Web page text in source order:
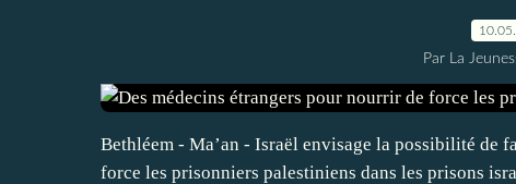
Par La
Bethléem - Ma’an - Israël envisage la possibilité de
force les prisonniers palestiniens dans les prisons